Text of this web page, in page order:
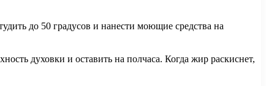
до 50 градусов и нанести моющие средства на
духовки и оставить на полчаса. Когда жир раскиснет,